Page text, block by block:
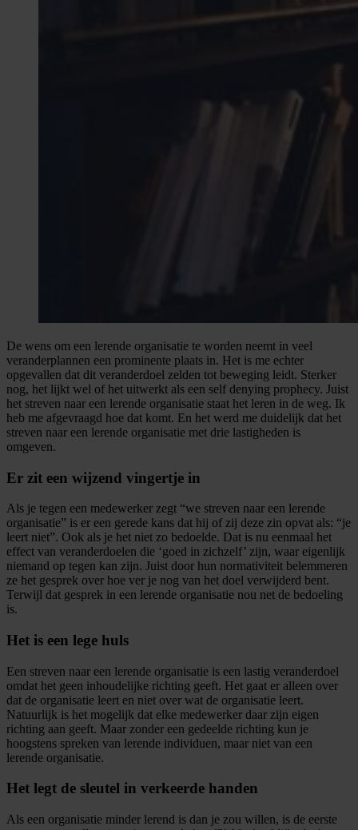
De wens om een lerende organisatie te worden neemt in veel
veranderplannen een prominente plaats in. Het is me echter
opgevallen dat dit veranderdoel zelden tot beweging leidt. Sterker
nog, het lijkt wel of het uitwerkt als een self denying prophecy. Juist
het streven naar een lerende organisatie staat het leren in de weg. Ik
heb me afgevraagd hoe dat komt. En het werd me duidelijk dat het
streven naar een lerende organisatie met drie lastigheden is
omgeven.
Er zit een wijzend vingertje in
Als je tegen een medewerker zegt “we streven naar een lerende
organisatie” is er een gerede kans dat hij of zij deze zin opvat als: “je
leert niet”. Ook als je het niet zo bedoelde. Dat is nu eenmaal het
effect van veranderdoelen die ‘goed in zichzelf’ zijn, waar eigenlijk
niemand op tegen kan zijn. Juist door hun normativiteit belemmeren
ze het gesprek over hoe ver je nog van het doel verwijderd bent.
Terwijl dat gesprek in een lerende organisatie nou net de bedoeling
is.
Het is een lege huls
Een streven naar een lerende organisatie is een lastig veranderdoel
omdat het geen inhoudelijke richting geeft. Het gaat er alleen over
dat de organisatie leert en niet over wat de organisatie leert.
Natuurlijk is het mogelijk dat elke medewerker daar zijn eigen
richting aan geeft. Maar zonder een gedeelde richting kun je
hoogstens spreken van lerende individuen, maar niet van een
lerende organisatie.
Het legt de sleutel in verkeerde handen
Als een organisatie minder lerend is dan je zou willen, is de eerste